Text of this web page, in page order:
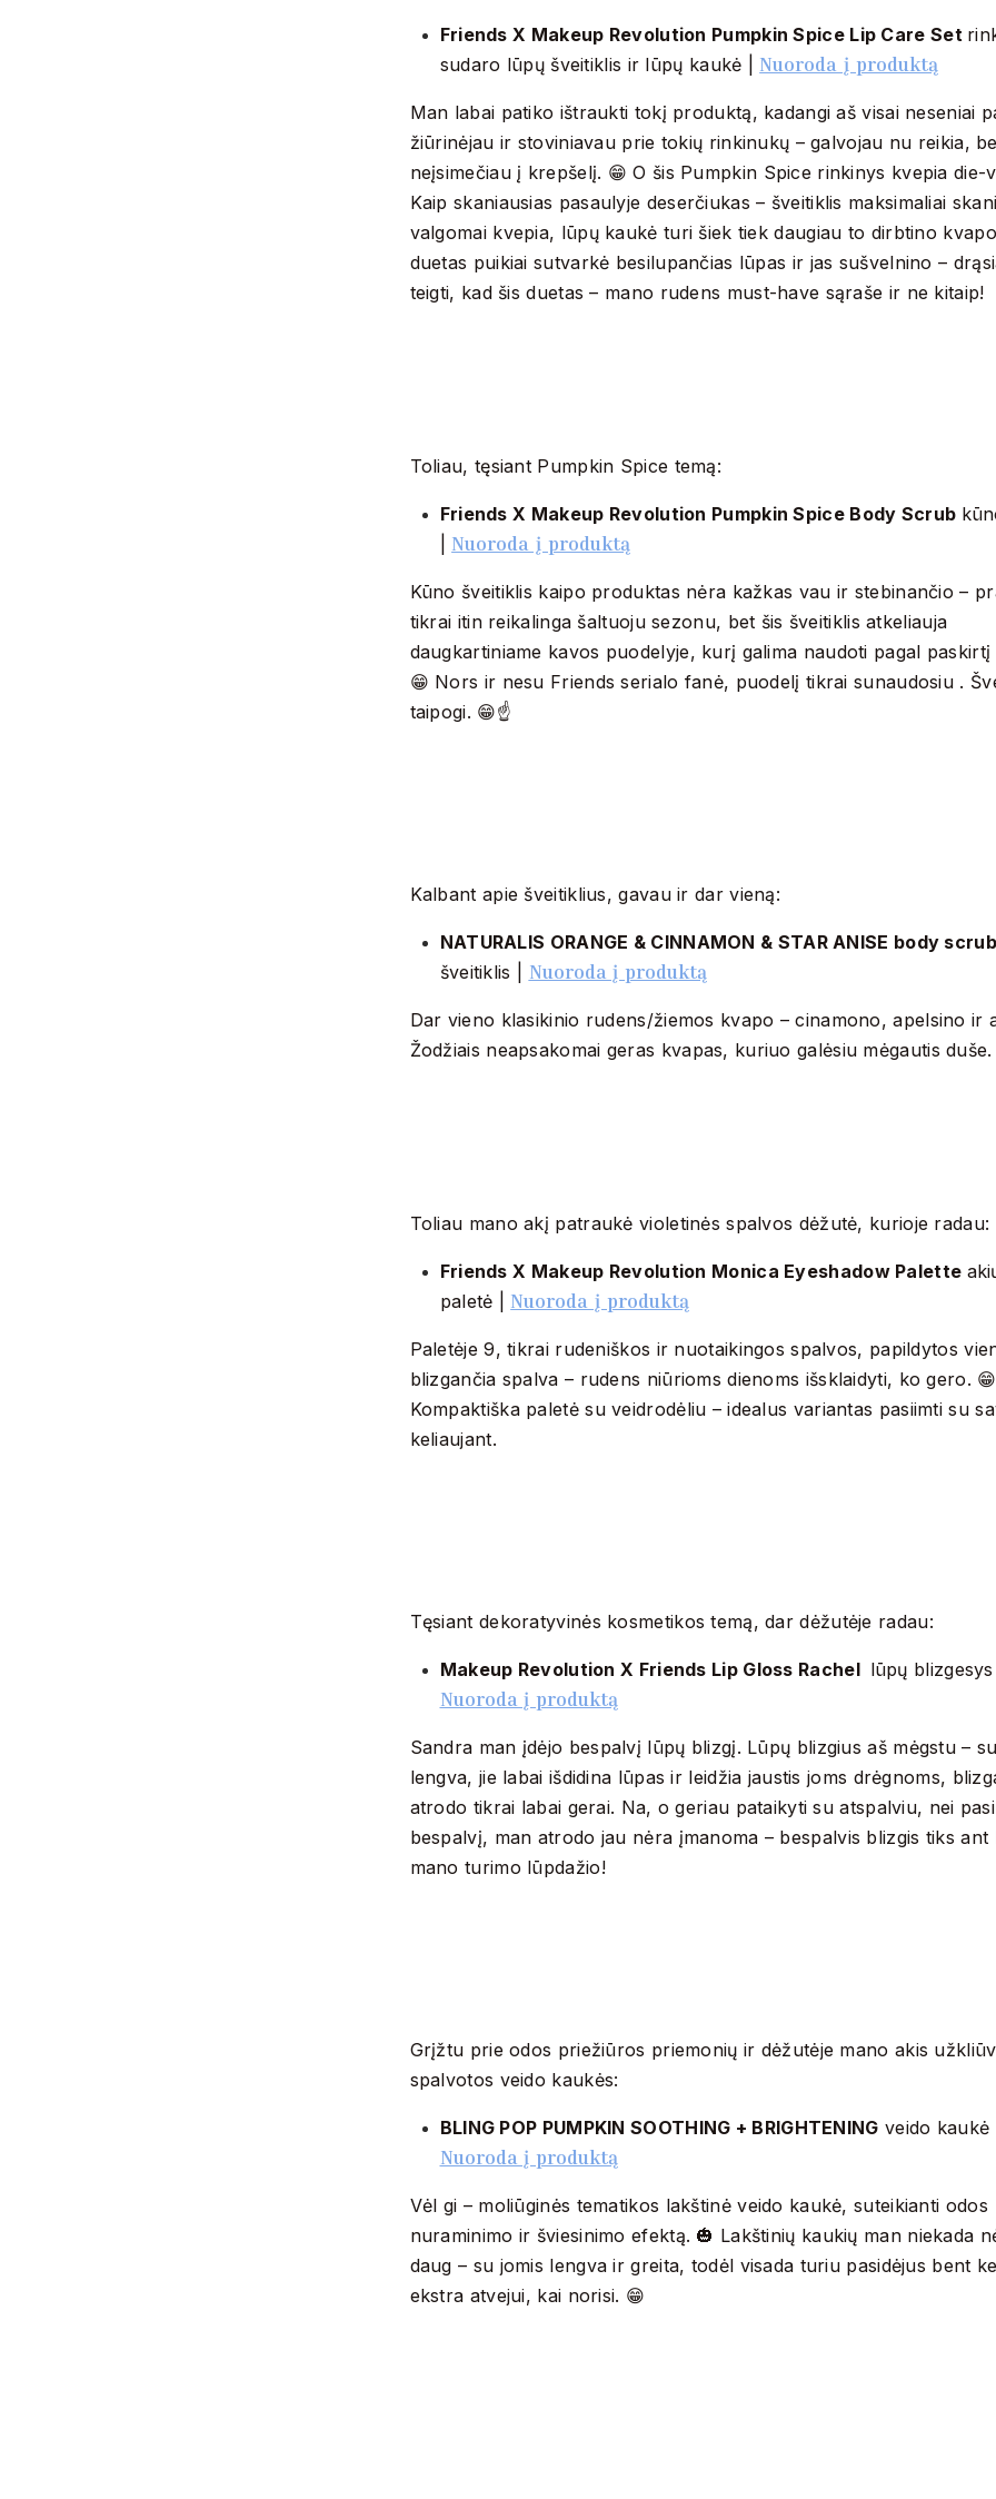
Friends X Makeup Revolution Pumpkin Spice Lip Care Set
sudaro lūpų šveitiklis ir lūpų kaukė | Nuoroda į produktą
Man labai patiko ištraukti tokį produktą, kadangi aš visai neseniai
žiūrinėjau ir stoviniavau prie tokių rinkinukų – galvojau nu reikia,
neįsimečiau į krepšelį. 😁 O šis Pumpkin Spice rinkinys kvepia die-
Kaip skaniausias pasaulyje deserčiukas – šveitiklis maksimaliai
valgomai kvepia, lūpų kaukė turi šiek tiek daugiau to dirbtino
duetas puikiai sutvarkė besilupančias lūpas ir jas sušvelnino –
teigti, kad šis duetas – mano rudens must-have sąraše ir ne kitaip!
Toliau, tęsiant Pumpkin Spice temą:
Friends X Makeup Revolution Pumpkin Spice Body Scrub
Nuoroda į produktą
Kūno šveitiklis kaipo produktas nėra kažkas vau ir stebinančio –
tikrai itin reikalinga šaltuoju sezonu, bet šis šveitiklis atkeliauja
daugkartiniame kavos puodelyje, kurį galima naudoti pagal paskirtį
😁 Nors ir nesu Friends serialo fanė, puodelį tikrai sunaudosiu .
taipogi. 😁☝️
Kalbant apie šveitiklius, gavau ir dar vieną:
NATURALIS ORANGE & CINNAMON & STAR ANISE body scrub
šveitiklis | Nuoroda į produktą
Dar vieno klasikinio rudens/žiemos kvapo – cinamono, apelsino ir
Žodžiais neapsakomai geras kvapas, kuriuo galėsiu mėgautis duše.
Toliau mano akį patraukė violetinės spalvos dėžutė, kurioje radau:
Friends X Makeup Revolution Monica Eyeshadow Palette
paletė | Nuoroda į produktą
Paletėje 9, tikrai rudeniškos ir nuotaikingos spalvos, papildytos
blizgančia spalva – rudens niūrioms dienoms išsklaidyti, ko gero. 😁
Kompaktiška paletė su veidrodėliu – idealus variantas pasiimti su
keliaujant.
Tęsiant dekoratyvinės kosmetikos temą, dar dėžutėje radau:
Makeup RevolutionX Friends Lip Gloss Rachel lūpų blizgesys
Nuoroda į produktą
Sandra man įdėjo bespalvį lūpų blizgį. Lūpų blizgius aš mėgstu –
lengva, jie labai išdidina lūpas ir leidžia jaustis joms drėgnoms,
atrodo tikrai labai gerai. Na, o geriau pataikyti su atspalviu, nei
bespalvį, man atrodo jau nėra įmanoma – bespalvis blizgis tiks ant
mano turimo lūpdažio!
Grįžtu prie odos priežiūros priemonių ir dėžutėje mano akis
spalvotos veido kaukės:
BLING POP PUMPKIN SOOTHING + BRIGHTENING veido kaukė
Nuoroda į produktą
Vėl gi – moliūginės tematikos lakštinė veido kaukė, suteikianti odos
nuraminimo ir šviesinimo efektą. 🎃 Lakštinių kaukių man niekada
daug – su jomis lengva ir greita, todėl visada turiu pasidėjus bent
ekstra atvejui, kai norisi. 😁